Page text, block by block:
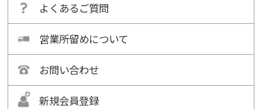
よくあるご質問
営業所留めについて
お問い合わせ
新規会員登録